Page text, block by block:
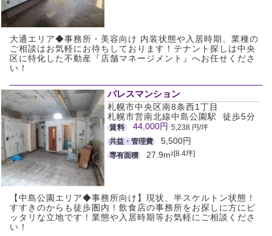
大通エリア◆事務所・美容向け 内装状態や入居時期、業種の
ご相談はお気軽にお待ちしております！テナント探しは中央
区に特化した不動産『店舗マネージメント』へお任せくださ
い！
パレスマンション
札幌市中央区南8条西1丁目
札幌市営南北線中島公園駅 徒歩5分
賃料 44,000円 5,238 円/坪
共益・管理費
5,500円
専有面積 27.9m²[8.4坪]
【中島公園エリア◆事務所向け】現状、半スケルトン状態！
すすきのからも徒歩圏内！飲食店の事務所をお探しに方にピ
ッタリな立地です！業態や入居時期等お気軽にご相談くださ
い！